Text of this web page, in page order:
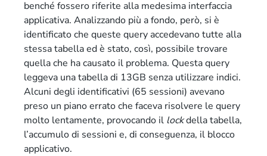
benché fossero riferite alla medesima interfaccia
applicativa. Analizzando più a fondo, però, si è
identificato che queste query accedevano tutte alla
stessa tabella ed è stato, così, possibile trovare
quella che ha causato il problema. Questa query
leggeva una tabella di 13GB senza utilizzare indici.
Alcuni degli identificativi (65 sessioni) avevano
preso un piano errato che faceva risolvere le query
molto lentamente, provocando il lockdella tabella,
l’accumulo di sessioni e, di conseguenza, il blocco
applicativo.